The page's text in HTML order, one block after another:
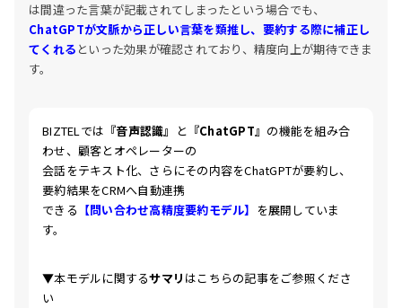
は間違った言葉が記載されてしまったという場合でも、
ChatGPTが文脈から正しい言葉を類推し、要約する際に補正し
てくれる といった効果が確認されており、精度向上が期待できま
す。
BIZTELでは 『音声認識』 と 『ChatGPT』 の機能を組み合
わせ、顧客とオペレーターの
会話をテキスト化、さらにその内容をChatGPTが要約し、
要約結果をCRMへ自動連携
できる 【問い合わせ高精度要約モデル】 を展開していま
す。
▼本モデルに関するサマリ はこちらの記事をご参照くださ
い